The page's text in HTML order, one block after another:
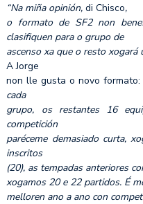
“Na miña opinión,di Chisco,
o formato de SF2 non
clasifiquen para o grupo de
ascenso xa que o resto
A Jorge
non lle gusta o novo formato:
cada
grupo, os restantes 16
competición
paréceme demasiado curta,
inscritos
(20), as tempadas anteriores
xogamos 20 e 22 partidos. É
melloren ano a ano con